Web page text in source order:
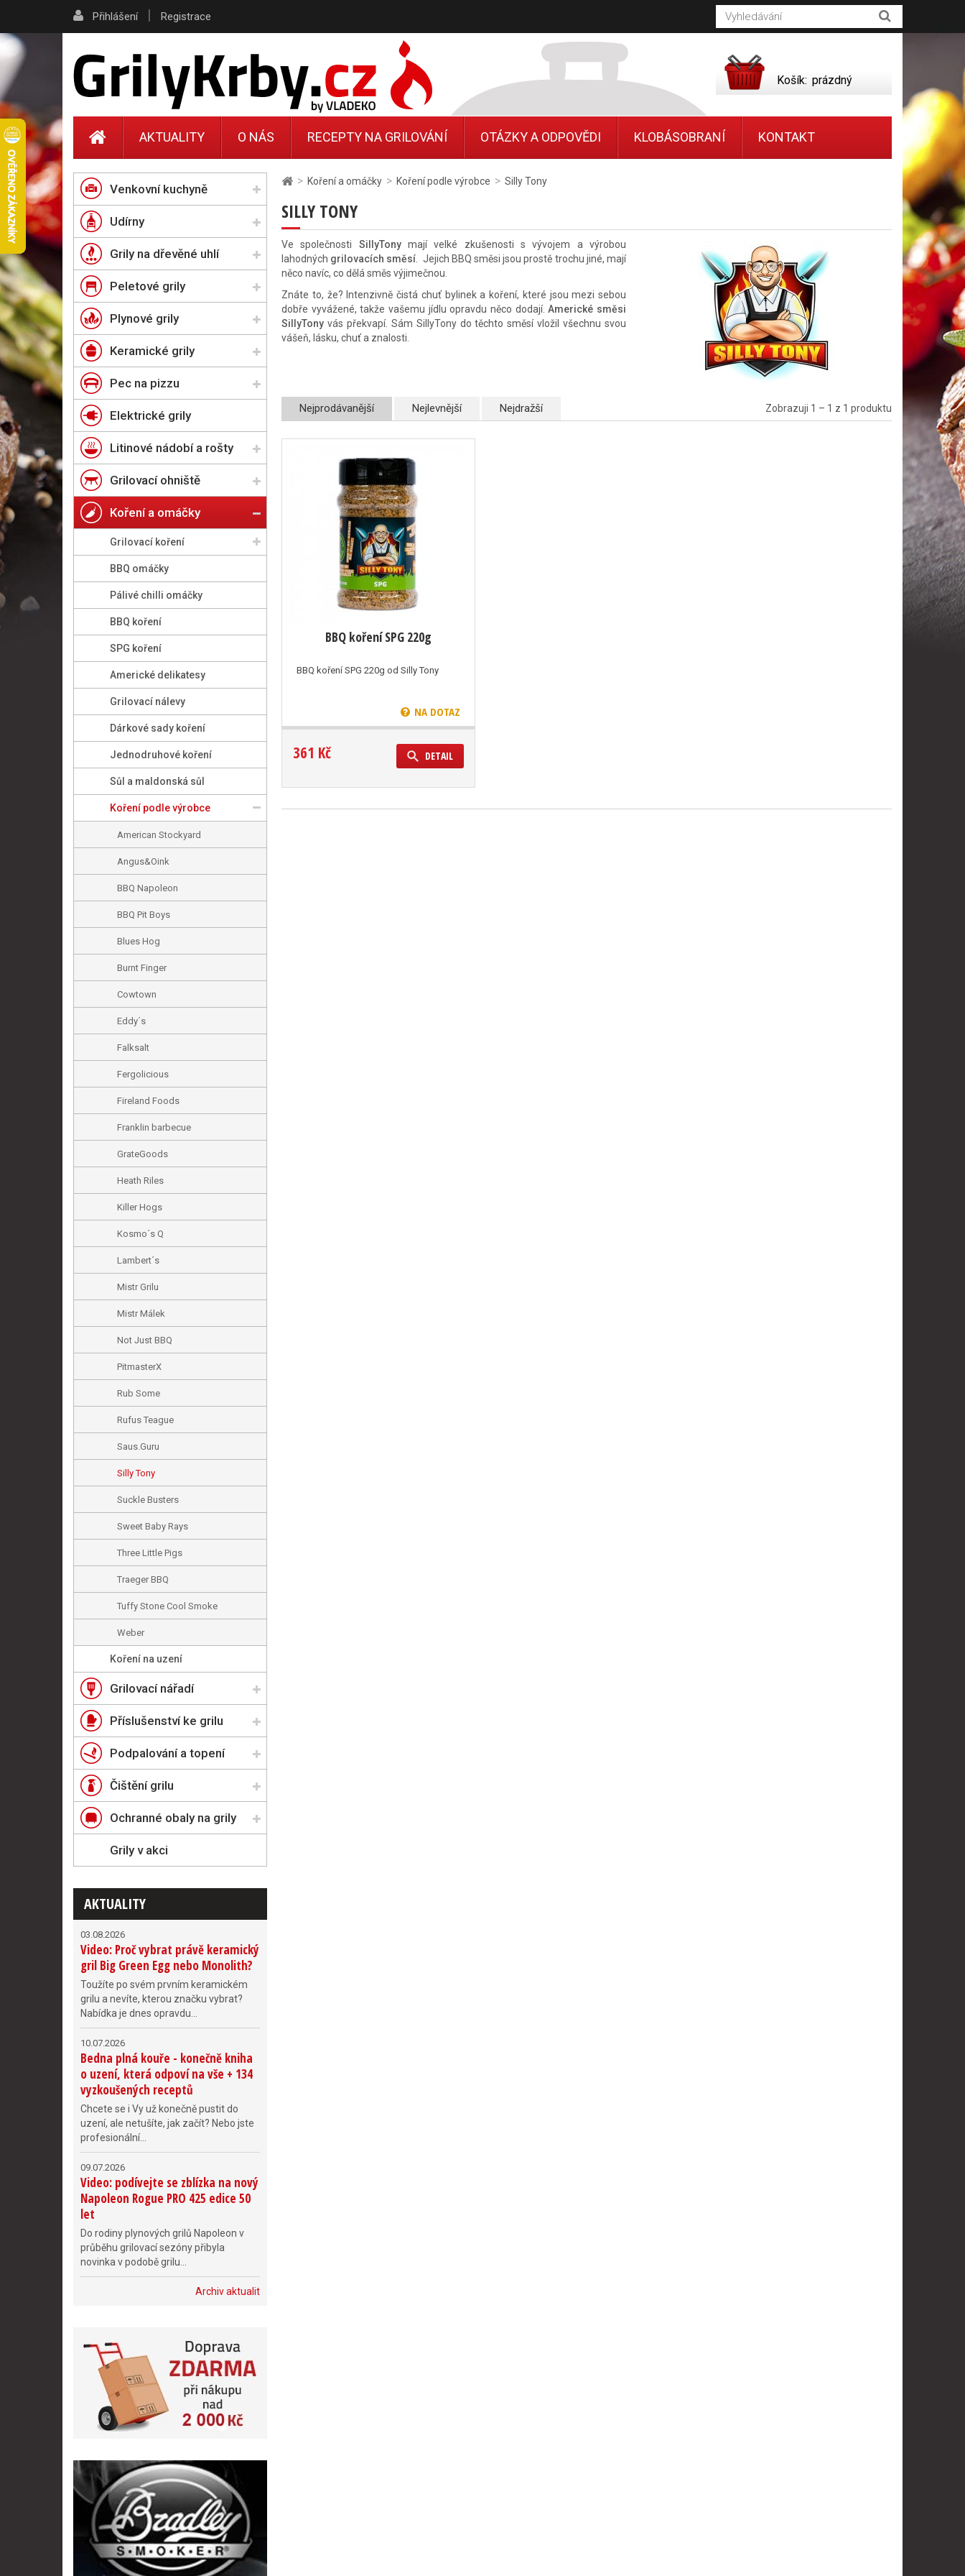
> Koření a omáčky > Koření podle výrobce > Silly Tony
SILLY TONY
Ve společnosti SillyTonymají velké zkušenosti s vývojem a výrobou
lahodných grilovacích směsí . Jejich BBQ směsi jsou prostě trochu jiné, mají
něco navíc, co dělá směs výjimečnou.
Znáte to, že? Intenzivně čistá chuť bylinek a koření, které jsou mezi sebou
dobře vyvážené, takže vašemu jídlu opravdu něco dodají.Americké směsi
SillyTony vás překvapí. Sám SillyTony do těchto směsí vložil všechnu svou
vášeň, lásku, chuť a znalosti.
Nejprodávanější Nejlevnější Nejdražší Zobrazuji 1 – 1 z 1 produktu
BBQ koření SPG 220g
BBQ koření SPG 220g od Silly Tony
NA DOTAZ
361 Kč DETAIL
Venkovní kuchyně
Udírny
Grily na dřevěné uhlí
Peletové grily
Plynové grily
Keramické grily
Pec na pizzu
Elektrické grily
Litinové nádobí a rošty
Grilovací ohniště
Koření a omáčky
Grilovací koření
BBQ omáčky
Pálivé chilli omáčky
BBQ koření
SPG koření
Americké delikatesy
Grilovací nálevy
Dárkové sady koření
Jednodruhové koření
Sůl a maldonská sůl
Koření podle výrobce
American Stockyard
Angus&Oink
BBQ Napoleon
BBQ Pit Boys
Blues Hog
Burnt Finger
Cowtown
Eddy´s
Falksalt
Fergolicious
Fireland Foods
Franklin barbecue
GrateGoods
Heath Riles
Killer Hogs
Kosmo´s Q
Lambert´s
Mistr Grilu
Mistr Málek
Not Just BBQ
PitmasterX
Rub Some
Rufus Teague
Saus.Guru
Silly Tony
Suckle Busters
Sweet Baby Rays
Three Little Pigs
Traeger BBQ
Tuffy Stone Cool Smoke
Weber
Koření na uzení
Grilovací nářadí
Příslušenství ke grilu
Podpalování a topení
Čištění grilu
Ochranné obaly na grily
Grily v akci
AKTUALITY
03.08.2026
Video: Proč vybrat právě keramický
gril Big Green Egg nebo Monolith?
Toužíte po svém prvním keramickém
grilu a nevíte, kterou značku vybrat?
Nabídka je dnes opravdu...
10.07.2026
Bedna plná kouře - konečně kniha
o uzení, která odpoví na vše + 134
vyzkoušených receptů
Chcete se i Vy už konečně pustit do
uzení, ale netušíte, jak začít? Nebo jste
profesionální...
09.07.2026
Video: podívejte se zblízka na nový
Napoleon Rogue PRO 425 edice 50
let
Do rodiny plynových grilů Napoleon v
průběhu grilovací sezóny přibyla
novinka v podobě grilu...
Archiv aktualit
Přihlášení | Registrace
Košík: prázdný
AKTUALITY O NÁS RECEPTY NA GRILOVÁNÍ OTÁZKY A ODPOVĚDI KLOBÁSOBRANÍ KONTAKT